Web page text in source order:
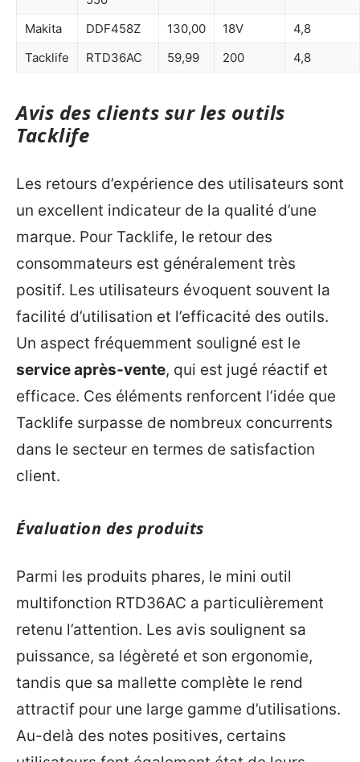
Makita
DDF458Z 130,00 18V
4,8
Tacklife
RTD36AC 59,99 200 4,8
Avis des clients sur les outils
Tacklife
Les retours d’expérience des utilisateurs sont
un excellent indicateur de la qualité d’une
marque. Pour Tacklife, le retour des
consommateurs est généralement très
positif. Les utilisateurs évoquent souvent la
facilité d’utilisation et l’efficacité des outils.
Un aspect fréquemment souligné est le
service après-vente, qui est jugé réactif et
efficace. Ces éléments renforcent l’idée que
Tacklife surpasse de nombreux concurrents
dans le secteur en termes de satisfaction
client.
Évaluation des produits
Parmi les produits phares, le mini outil
multifonction RTD36AC a particulièrement
retenu l’attention. Les avis soulignent sa
puissance, sa légèreté et son ergonomie,
tandis que sa mallette complète le rend
attractif pour une large gamme d’utilisations.
Au-delà des notes positives, certains